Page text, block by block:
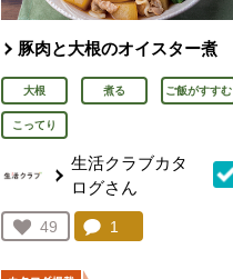
豚肉と大根のオイスター煮
大根 煮る ご飯がすすむ
こってり
生活クラブカタ
ログさん
お気に入り登録：
49
人が登録
コメント：
1